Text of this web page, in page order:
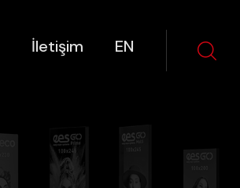
İletişim EN